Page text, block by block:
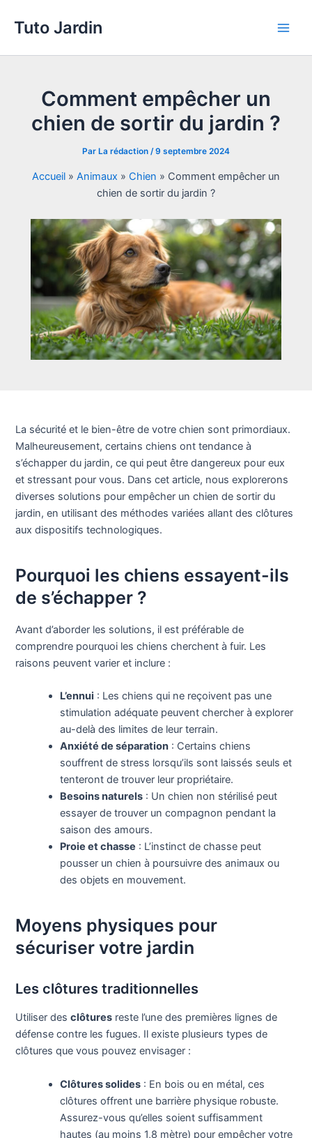
Tuto Jardin
Comment empêcher un
chien de sortir du jardin ?
Par La rédaction /9 septembre 2024
Accueil » Animaux » Chien » Comment empêcher un
chien de sortir du jardin ?
La sécurité et le bien-être de votre chien sont primordiaux.
Malheureusement, certains chiens ont tendance à
s’échapper du jardin, ce qui peut être dangereux pour eux
et stressant pour vous. Dans cet article, nous explorerons
diverses solutions pour empêcher un chien de sortir du
jardin, en utilisant des méthodes variées allant des clôtures
aux dispositifs technologiques.
Pourquoi les chiens essayent-ils
de s’échapper ?
Avant d’aborder les solutions, il est préférable de
comprendre pourquoi les chiens cherchent à fuir. Les
raisons peuvent varier et inclure :
L’ennui : Les chiens qui ne reçoivent pas une
stimulation adéquate peuvent chercher à explorer
au-delà des limites de leur terrain.
Anxiété de séparation : Certains chiens
souffrent de stress lorsqu’ils sont laissés seuls et
tenteront de trouver leur propriétaire.
Besoins naturels : Un chien non stérilisé peut
essayer de trouver un compagnon pendant la
saison des amours.
Proie et chasse : L’instinct de chasse peut
pousser un chien à poursuivre des animaux ou
des objets en mouvement.
Moyens physiques pour
sécuriser votre jardin
Les clôtures traditionnelles
Utiliser desclôtures reste l’une des premières lignes de
défense contre les fugues. Il existe plusieurs types de
clôtures que vous pouvez envisager :
Clôtures solides : En bois ou en métal, ces
clôtures offrent une barrière physique robuste.
Assurez-vous qu’elles soient suffisamment
hautes (au moins 1,8 mètre) pour empêcher votre